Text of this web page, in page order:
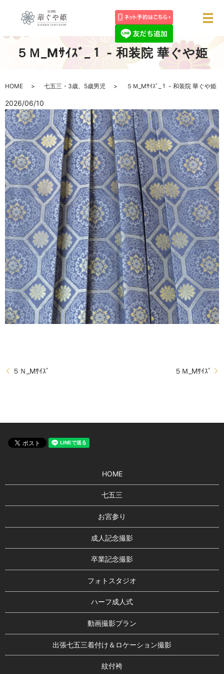
メ
５Ｍ_Mｻｲｽﾞ_１ - 和装院 華ぐや姫
HOME 七五三・3歳、5歳男児 ５Ｍ_Mｻｲｽﾞ_１ - 和装院 華ぐや姫
2026/06/10
５Ｎ_Mｻｲｽﾞ ５Ｍ_Mｻｲｽﾞ
HOME
七五三
お宮参り
成人記念撮影
卒業記念撮影
フォトスタジオ
ハーフ成人式
動画撮影プラン
出張七五三着付け＆ロケーション撮影
紋付袴